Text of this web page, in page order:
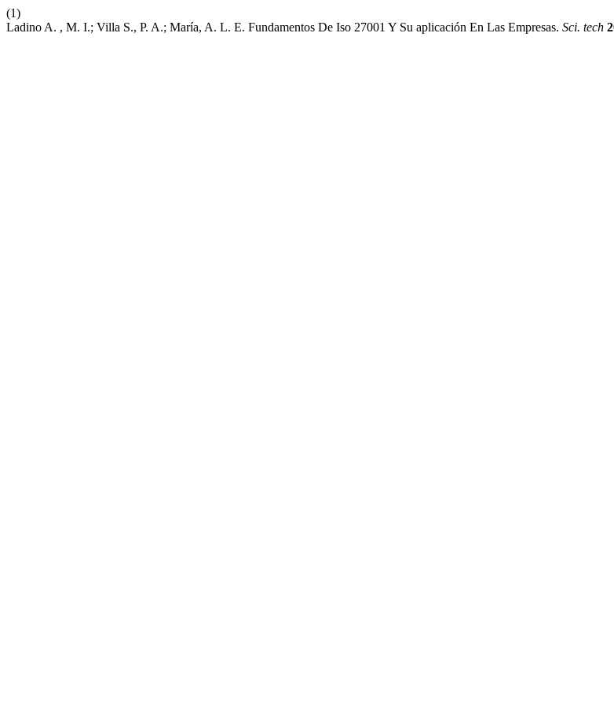
(1)
Ladino A. , M. I.; Villa S., P. A.; María, A. L. E. Fundamentos De Iso 27001 Y Su aplicación En Las Empresas. Sci. tech